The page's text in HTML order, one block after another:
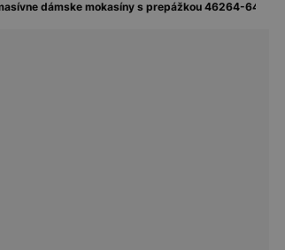
dámske mokasíny s prepážkou 46264-64